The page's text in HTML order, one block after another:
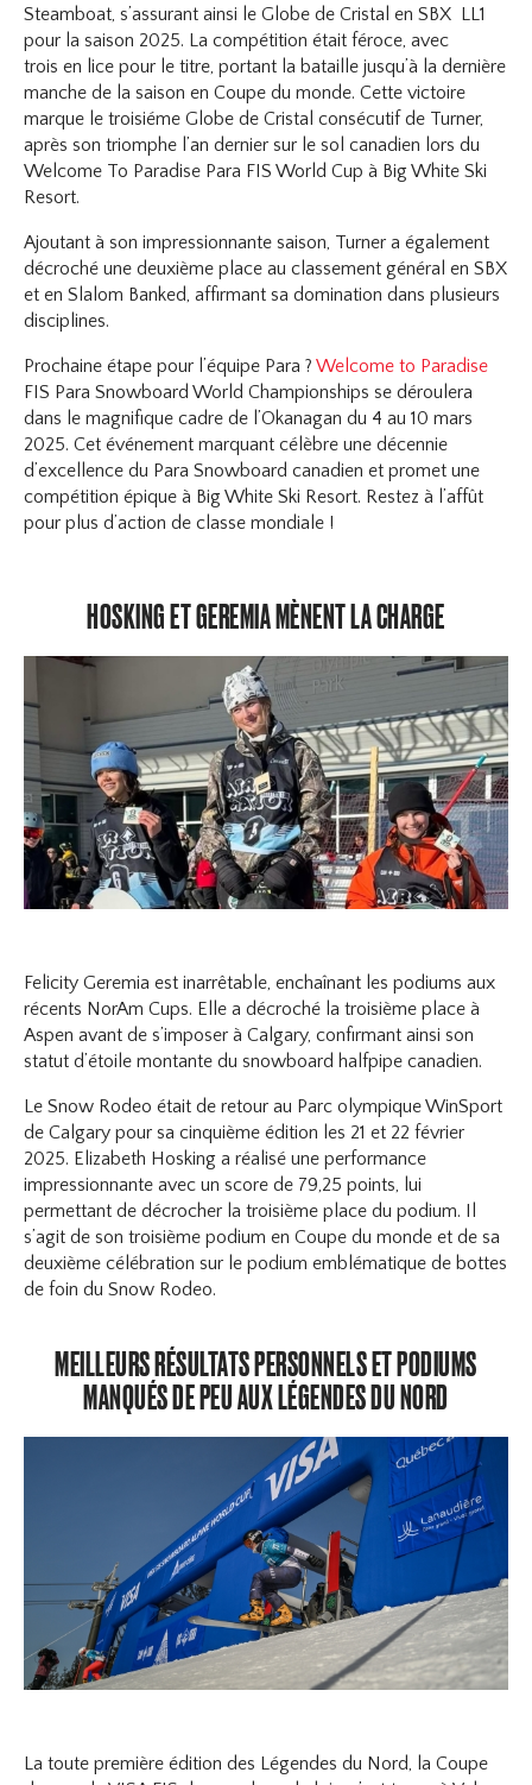
Steamboat, s’assurant ainsi le Globe de Cristal en SBX LL1
pour la saison 2025. La compétition était féroce, avec
trois en lice pour le titre, portant la bataille jusqu’à la dernière
manche de la saison en Coupe du monde. Cette victoire
marque le troisiéme Globe de Cristal consécutif de Turner,
après son triomphe l’an dernier sur le sol canadien lors du
Welcome To Paradise Para FIS World Cup à Big White Ski
Resort.
Ajoutant à son impressionnante saison, Turner a également
décroché une deuxième place au classement général en SBX
et en Slalom Banked, affirmant sa domination dans plusieurs
disciplines.
Prochaine étape pour l’équipe Para ?Welcome to Paradise
FIS Para Snowboard World Championships se déroulera
dans le magnifique cadre de l’Okanagan du 4 au 10 mars
2025. Cet événement marquant célèbre une décennie
d’excellence du Para Snowboard canadien et promet une
compétition épique à Big White Ski Resort. Restez à l’affût
pour plus d’action de classe mondiale !
HOSKING ET GEREMIA MÈNENT LA CHARGE
Felicity Geremia est inarrêtable, enchaînant les podiums aux
récents NorAm Cups. Elle a décroché la troisième place à
Aspen avant de s’imposer à Calgary, confirmant ainsi son
statut d’étoile montante du snowboard halfpipe canadien.
Le Snow Rodeo était de retour au Parc olympique WinSport
de Calgary pour sa cinquième édition les 21 et 22 février
2025. Elizabeth Hosking a réalisé une performance
impressionnante avec un score de 79,25 points, lui
permettant de décrocher la troisième place du podium. Il
s’agit de son troisième podium en Coupe du monde et de sa
deuxième célébration sur le podium emblématique de bottes
de foin du Snow Rodeo.
MEILLEURS RÉSULTATS PERSONNELS ET PODIUMS
MANQUÉS DE PEU AUX LÉGENDES DU NORD
La toute première édition des Légendes du Nord, la Coupe